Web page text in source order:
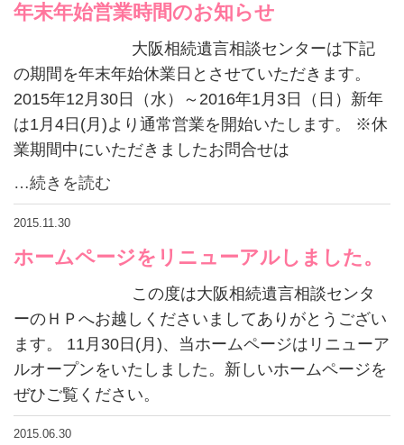
年末年始営業時間のお知らせ
大阪相続遺言相談センターは下記
の期間を年末年始休業日とさせていただきます。
2015年12月30日（水）～2016年1月3日（日）新年
は1月4日(月)より通常営業を開始いたします。 ※休
業期間中にいただきましたお問合せは
…続きを読む
2015.11.30
ホームページをリニューアルしました。
この度は大阪相続遺言相談センタ
ーのＨＰへお越しくださいましてありがとうござい
ます。 11月30日(月)、当ホームページはリニューア
ルオープンをいたしました。新しいホームページを
ぜひご覧ください。
2015.06.30